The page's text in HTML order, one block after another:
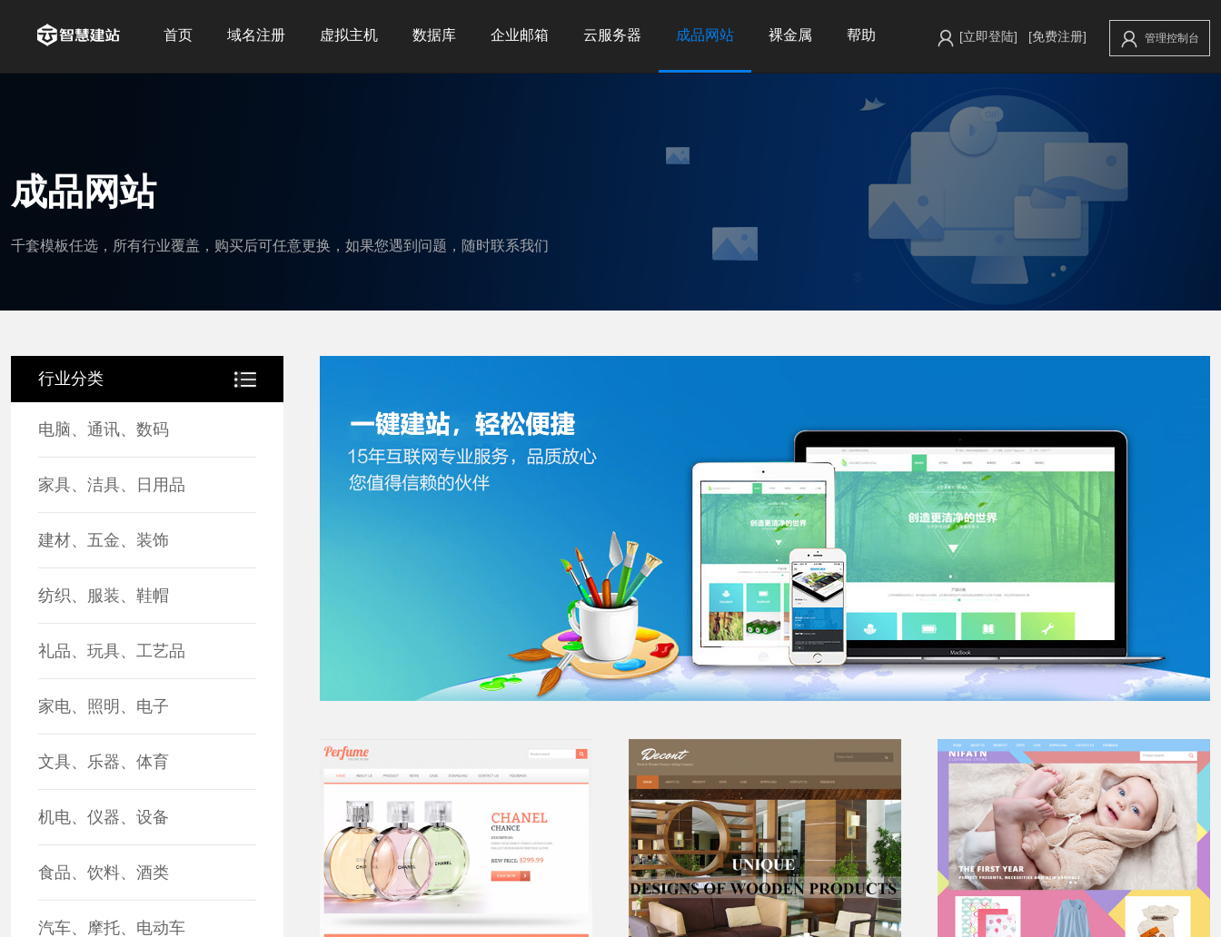
首页 域名注册 虚拟主机 数据库 企业邮箱 云服务器 成品网站 裸金属 帮助 [立即登陆] [免费注册] 管理控制台
成品网站
千套模板任选，所有行业覆盖，购买后可任意更换，如果您遇到问题，随时联系我们
行业分类
电脑、通讯、数码
家具、洁具、日用品
建材、五金、装饰
纺织、服装、鞋帽
礼品、玩具、工艺品
家电、照明、电子
文具、乐器、体育
机电、仪器、设备
食品、饮料、酒类
汽车、摩托、电动车